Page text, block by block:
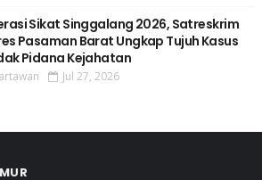
Sikat Singgalang 2026, Satreskrim
Pasaman Barat Ungkap Tujuh Kasus
Pidana Kejahatan
Jul 27, 2026